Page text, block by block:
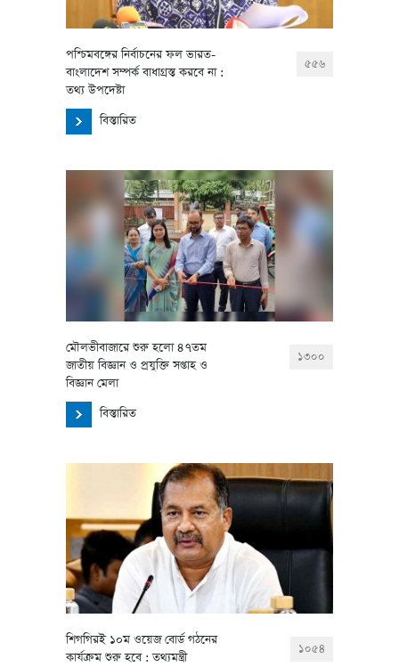
পশ্চিমবঙ্গের নির্বাচনের ফল ভারত-
বাংলাদেশ সম্পর্ক বাধাগ্রস্ত করবে না :
তথ্য উপদেষ্টা
৫৫৬
বিস্তারিত
মৌলভীবাজারে শুরু হলো ৪৭তম
জাতীয় বিজ্ঞান ও প্রযুক্তি সপ্তাহ ও
বিজ্ঞান মেলা
১৩০০
বিস্তারিত
শিগগিরই ১০ম ওয়েজ বোর্ড গঠনের
কার্যক্রম শুরু হবে : তথ্যমন্ত্রী
১০৫৪